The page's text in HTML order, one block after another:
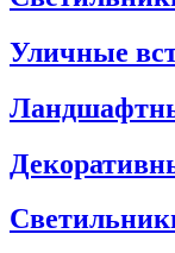
Уличные